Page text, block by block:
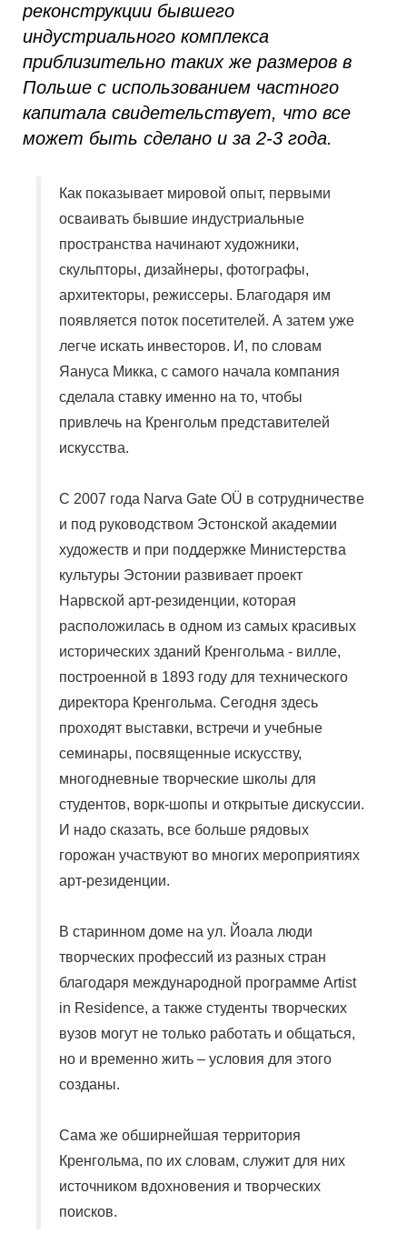
реконструкции бывшего
индустриального комплекса
приблизительно таких же размеров в
Польше с использованием частного
капитала свидетельствует, что все
может быть сделано и за 2-3 года.
Как показывает мировой опыт, первыми
осваивать бывшие индустриальные
пространства начинают художники,
скульпторы, дизайнеры, фотографы,
архитекторы, режиссеры. Благодаря им
появляется поток посетителей. А затем уже
легче искать инвесторов. И, по словам
Яануса Микка, с самого начала компания
сделала ставку именно на то, чтобы
привлечь на Кренгольм представителей
искусства.
С 2007 года Narva Gate OÜ в сотрудничестве
и под руководством Эстонской академии
художеств и при поддержке Министерства
культуры Эстонии развивает проект
Нарвской арт-резиденции, которая
расположилась в одном из самых красивых
исторических зданий Кренгольма - вилле,
построенной в 1893 году для технического
директора Кренгольма. Сегодня здесь
проходят выставки, встречи и учебные
семинары, посвященные искусству,
многодневные творческие школы для
студентов, ворк-шопы и открытые дискуссии.
И надо сказать, все больше рядовых
горожан участвуют во многих мероприятиях
арт-резиденции.
В старинном доме на ул. Йоала люди
творческих профессий из разных стран
благодаря международной программе Artist
in Residence, а также студенты творческих
вузов могут не только работать и общаться,
но и временно жить – условия для этого
созданы.
Сама же обширнейшая территория
Кренгольма, по их словам, служит для них
источником вдохновения и творческих
поисков.